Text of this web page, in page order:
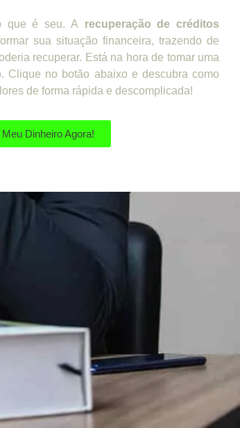
que é seu. A recuperação de créditos
sua situação financeira, trazendo de
recuperar. Está na hora de tomar uma
Clique no botão abaixo e descubra como
de forma rápida e descomplicada!
Dinheiro Agora!